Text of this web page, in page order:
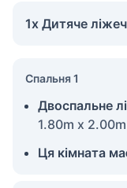
1x Дитяче
Спальня 1
Двоспальне
1.80m x 2.00m
Ця кімната